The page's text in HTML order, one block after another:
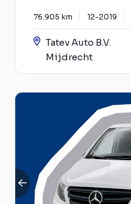
76.905 km 12-2019
Tatev Auto B.V.
Mijdrecht